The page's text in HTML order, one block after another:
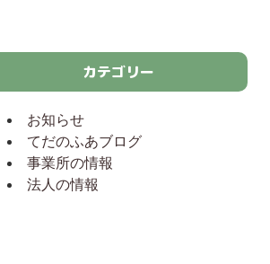
カテゴリー
お知らせ
てだのふあブログ
事業所の情報
法人の情報